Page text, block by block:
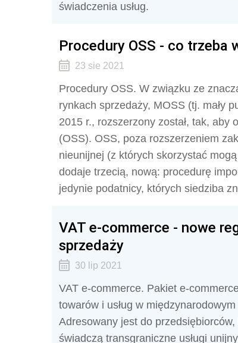
świadczenia usług.
Procedury OSS - co trzeba
23 sie 2021
Procedury OSS. W związku ze
rynkach sprzedaży, MOSS (tj. mały
2015 r., rozszerzony został, tak, aby
(OSS). OSS, poza rozszerzeniem
nieunijnej (z których skorzystać
dodaje trzecią, nową: procedurę
jedynie podatnicy, których siedziba
VAT e-commerce - nowe
sprzedaży
30 lip 2021
VAT e-commerce. Pakiet e-
towarów i usług w
Adresowany jest do
świadczą transgraniczne usługi